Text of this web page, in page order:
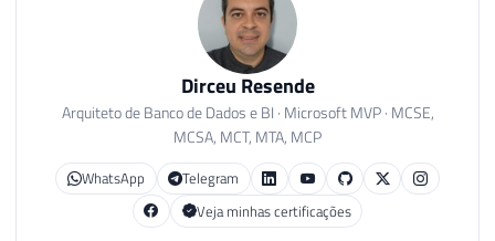
55
#Arquivos_Log
sp_enumerrorlogs
-- Loop para procurar por tentativas de
Dirceu Resende
Arquiteto de Banco de Dados e BI · Microsoft MVP · MCSE,
MCSA, MCT, MTA, MCP
WhatsApp
Telegram
Veja minhas certificações